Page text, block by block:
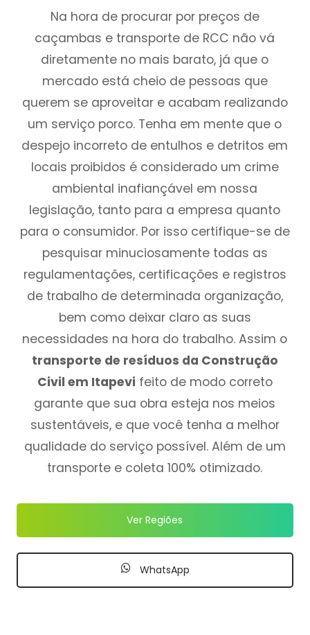
Na hora de procurar por preços de
caçambas e transporte de RCC não vá
diretamente no mais barato, já que o
mercado está cheio de pessoas que
querem se aproveitar e acabam realizando
um serviço porco. Tenha em mente que o
despejo incorreto de entulhos e detritos em
locais proibidos é considerado um crime
ambiental inafiançável em nossa
legislação, tanto para a empresa quanto
para o consumidor. Por isso certifique-se de
pesquisar minuciosamente todas as
regulamentações, certificações e registros
de trabalho de determinada organização,
bem como deixar claro as suas
necessidades na hora do trabalho. Assim o
transporte de resíduos da Construção
Civil em Itapevi feito de modo correto
garante que sua obra esteja nos meios
sustentáveis, e que você tenha a melhor
qualidade do serviço possível. Além de um
transporte e coleta 100% otimizado.
Ver Regiões
WhatsApp